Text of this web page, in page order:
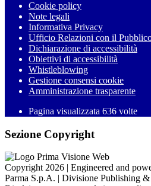
Cookie policy
Note legali
Informativa Privacy
Ufficio Relazioni con il
Dichiarazione di accessibilità
Obiettivi di accessibilità
Whistleblowing
Gestione consensi cookie
Amministrazione trasparente
Pagina visualizzata 636 volte
Sezione Copyright
Copyright 2026 | Engineered and
Parma S.p.A. | Divisione Publishing